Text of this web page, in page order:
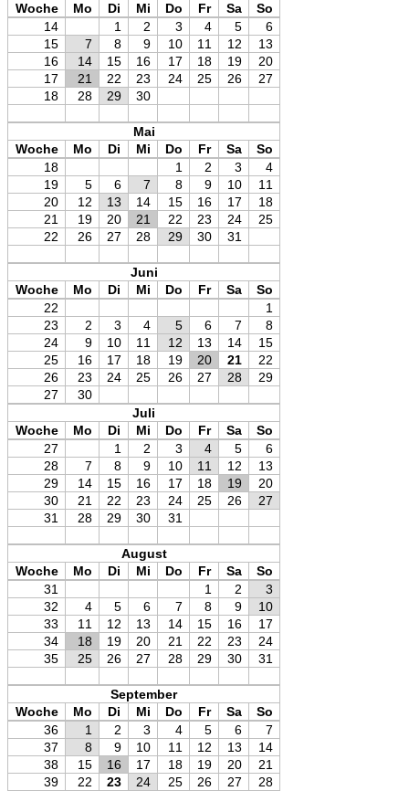
Woche
Mo Di Mi Do Fr Sa
So
14
1 2 3 4 5
6
15
7 8 9 10 11 12
13
16
14 15 16 17 18 19
20
17
21 22 23 24 25 26
27
18
28 29 30
Mai
Woche
Mo Di Mi Do Fr Sa
So
18
1 2 3
4
19
5 6 7 8 9 10
11
20
12 13 14 15 16 17
18
21
19 20 21 22 23 24
25
22
26 27 28 29 30 31
Juni
Woche
Mo Di Mi Do Fr Sa
So
22
1
23
2 3 4 5 6 7
8
24
9 10 11 12 13 14
15
25
16 17 18 19 20 21
22
26
23 24 25 26 27 28
29
27
30
Juli
Woche
Mo Di Mi Do Fr Sa
So
27
1 2 3 4 5
6
28
7 8 9 10 11 12
13
29
14 15 16 17 18 19
20
30
21 22 23 24 25 26
27
31
28 29 30 31
August
Woche
Mo Di Mi Do Fr Sa
So
31
1 2
3
32
4 5 6 7 8 9
10
33
11 12 13 14 15 16
17
34
18 19 20 21 22 23
24
35
25 26 27 28 29 30 31
September
Woche
Mo Di Mi Do Fr Sa
So
36
1 2 3 4 5 6
7
37
8 9 10 11 12 13
14
38
15 16 17 18 19 20
21
39
22 23 24 25 26 27
28